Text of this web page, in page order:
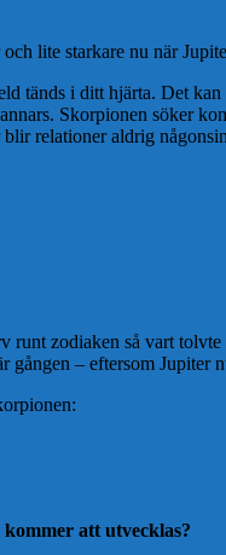
lite starkare nu när
tänds i ditt hjärta. Det
Skorpionen söker
blir relationer aldrig
runt zodiaken så vart
– eftersom Jupiter
att utvecklas?